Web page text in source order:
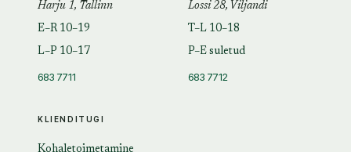
KLIENDITUGI
Harju 1, Tallinn
E–R 10–19
L–P 10–17
683 7711
Lossi 28, Viljandi
T–L 10–18
P–E suletud
683 7712